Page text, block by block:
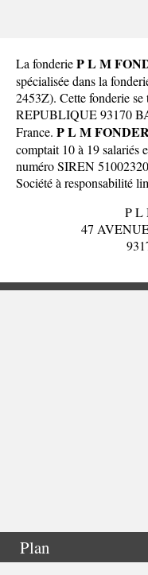
La fonderieP L M
spécialisée dans la
2453Z). Cette fonderie
REPUBLIQUE 93170
France. P L M
comptait 10 à 19 salariés
numéro SIREN
Société à responsabilité
P L
47
Plan